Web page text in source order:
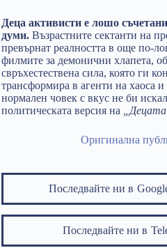
Деца активисти е лошо
думи. Възрастните сектанти на
превърнат реалността в още по-
филмите за демонични хлапета,
свръхестествена сила, която ги
трансформира в агенти на хаоса
нормален човек с вкус не би
политическата версия на
Оригинална
Последвайте ни в
Последвайте ни в